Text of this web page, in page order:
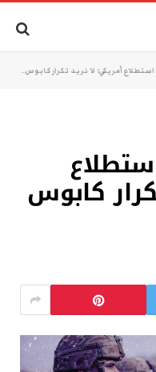
أمريكي: لا نريد تكرار كابوس العراق
كابوس